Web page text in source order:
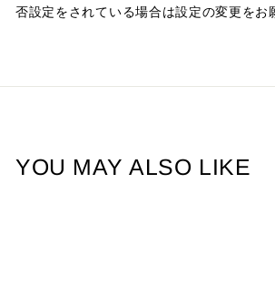
否設定をされている場合は設定の変更をお
YOU MAY ALSO LIKE